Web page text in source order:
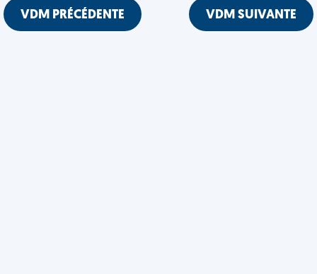
VDM PRÉCÉDENTE VDM SUIVANTE